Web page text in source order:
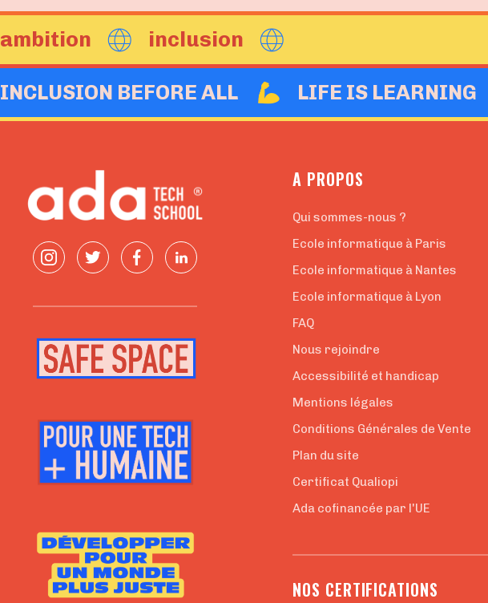
ambition inclusion
INCLUSION BEFORE ALL LIFE IS LEARNING
A PROPOS
Qui sommes-nous ?
Ecole informatique à Paris
Ecole informatique à Nantes
Ecole informatique à Lyon
FAQ
Nous rejoindre
Accessibilité et handicap
Mentions légales
Conditions Générales de Vente
Plan du site
Certificat Qualiopi
Ada cofinancée par l'UE
NOS CERTIFICATIONS